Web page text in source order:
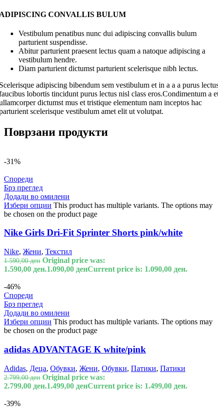
CONVALLIS BULUM
Vestibulum penatibus nunc dui adipiscing convallis bulum
parturient suspendisse.
Abitur parturient praesent lectus quam a natoque adipiscing a
vestibulum hendre.
Diam parturient dictumst parturient scelerisque nibh lectus.
adipiscing bibendum sem vestibulum et in a a a purus
lobortis tincidunt purus lectus nisl class eros.Condimentum a
dictumst mus et tristique elementum nam inceptos hac
scelerisque vestibulum amet elit ut volutpat.
Поврзани продукти
-31%
Спореди
Брз преглед
Додади во омилени
Избери опции This product has multiple variants. The options may
be chosen on the product page
Nike Girls Dri-Fit Sprinter Shorts pink/white
Nike, Жени, Текстил
1.590,00ден Original price was:
1.590,00 ден.1.090,00 денCurrent price is: 1.090,00 ден.
-46%
Спореди
Брз преглед
Додади во омилени
Избери опции This product has multiple variants. The options may
be chosen on the product page
adidas ADVANTAGE K white/pink
Adidas, Деца, Обувки, Жени, Обувки, Патики, Патики
2.799,00ден Original price was:
2.799,00 ден.1.499,00 денCurrent price is: 1.499,00 ден.
-39%